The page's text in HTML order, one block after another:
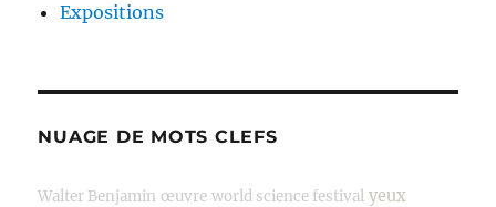
Expositions
NUAGE DE MOTS CLEFS
Walter Benjamin œuvre world science festival yeux